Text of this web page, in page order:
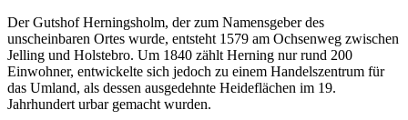
Der Gutshof Herningsholm, der zum Namensgeber des
unscheinbaren Ortes wurde, entsteht 1579 am Ochsenweg zwischen
Jelling und Holstebro. Um 1840 zählt Herning nur rund 200
Einwohner, entwickelte sich jedoch zu einem Handelszentrum für
das Umland, als dessen ausgedehnte Heideflächen im 19.
Jahrhundert urbar gemacht wurden.